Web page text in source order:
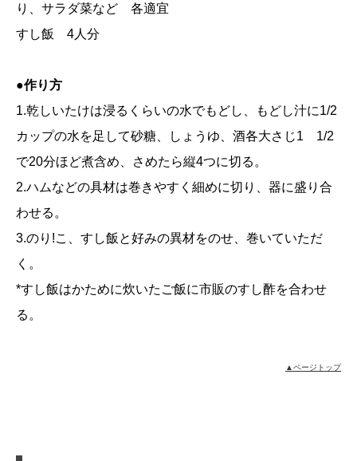
り、サラダ菜など 各適宜
すし飯 4人分
●作り方
1.乾しいたけは浸るくらいの水でもどし、もどし汁に1/2
カップの水を足して砂糖、しょうゆ、酒各大さじ1 1/2
で20分ほど煮含め、さめたら縦4つに切る。
2.ハムなどの具材は巻きやすく細めに切り、器に盛り合
わせる。
3.のり!こ、すし飯と好みの異材をのせ、巻いていただ
く。
*すし飯はかために炊いたご飯に市販のすし酢を合わせ
る。
▲ページトップ